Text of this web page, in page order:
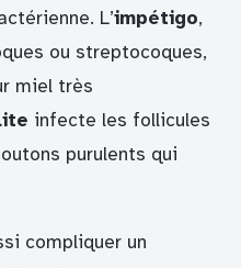
L’impétigo,
ou streptocoques,
miel très
infecte les follicules
purulents qui
compliquer un